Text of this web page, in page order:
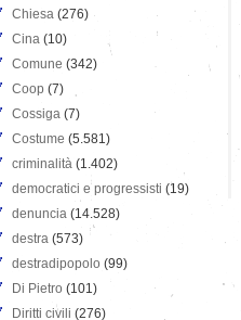
Chiesa (276)
Cina (10)
Comune (342)
Coop (7)
Cossiga (7)
Costume (5.581)
criminalità (1.402)
democratici e progressisti (19)
denuncia (14.528)
destra (573)
destradipopolo (99)
Di Pietro (101)
Diritti civili (276)